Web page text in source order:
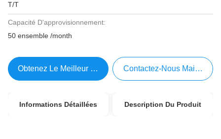
T/T
Capacité D'approvisionnement:
50 ensemble /month
Obtenez Le Meilleur Prix Contactez-Nous Maintenant
Informations Détaillées Description Du Produit